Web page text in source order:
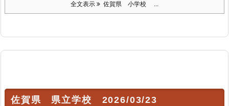
全文表示 佐賀県 小学校 ...
佐賀県 県立学校 2026/03/23